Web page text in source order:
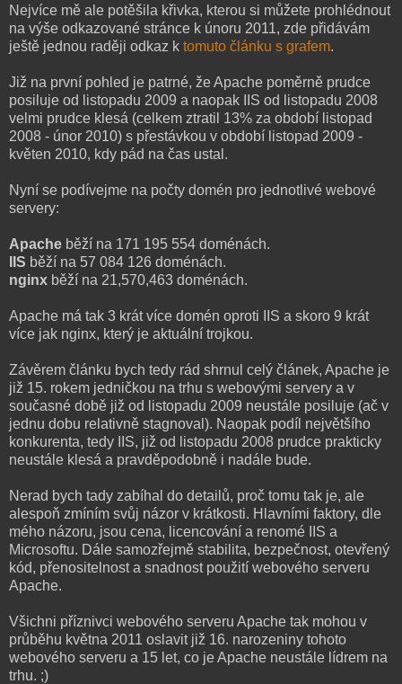
Nejvíce mě ale potěšila křivka, kterou si můžete prohlédnout
na výše odkazované stránce k únoru 2011, zde přidávám
ještě jednou raději odkaz k tomuto článku s grafem.
Již na první pohled je patrné, že Apache poměrně prudce
posiluje od listopadu 2009 a naopak IIS od listopadu 2008
velmi prudce klesá (celkem ztratil 13% za období listopad
2008 - únor 2010) s přestávkou v období listopad 2009 -
květen 2010, kdy pád na čas ustal.
Nyní se podívejme na počty domén pro jednotlivé webové
servery:
Apache běží na 171 195 554 doménách.
IIS běží na 57 084 126 doménách.
nginx běží na 21,570,463 doménách.
Apache má tak 3 krát více domén oproti IIS a skoro 9 krát
více jak nginx, který je aktuální trojkou.
Závěrem článku bych tedy rád shrnul celý článek, Apache je
již 15. rokem jedničkou na trhu s webovými servery a v
současné době již od listopadu 2009 neustále posiluje (ač v
jednu dobu relativně stagnoval). Naopak podíl největšího
konkurenta, tedy IIS, již od listopadu 2008 prudce prakticky
neustále klesá a pravděpodobně i nadále bude.
Nerad bych tady zabíhal do detailů, proč tomu tak je, ale
alespoň zmíním svůj názor v krátkosti. Hlavními faktory, dle
mého názoru, jsou cena, licencování a renomé IIS a
Microsoftu. Dále samozřejmě stabilita, bezpečnost, otevřený
kód, přenositelnost a snadnost použití webového serveru
Apache.
Všichni příznivci webového serveru Apache tak mohou v
průběhu května 2011 oslavit již 16. narozeniny tohoto
webového serveru a 15 let, co je Apache neustále lídrem na
trhu. ;)